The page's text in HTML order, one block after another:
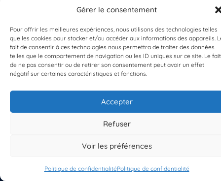
Gérer le consentement
Pour offrir les meilleures expériences, nous utilisons des technologies telles
que les cookies pour stocker et/ou accéder aux informations des appareils.
fait de consentir à ces technologies nous permettra de traiter des données
telles que le comportement de navigation ou les ID uniques sur ce site. Le fait
de ne pas consentir ou de retirer son consentement peut avoir un effet
négatif sur certaines caractéristiques et fonctions.
Accepter
Refuser
Voir les préférences
Politique de confidentialitéPolitique de confidentialité
EST UN PROGRAMME DE
PLANÈTE MER